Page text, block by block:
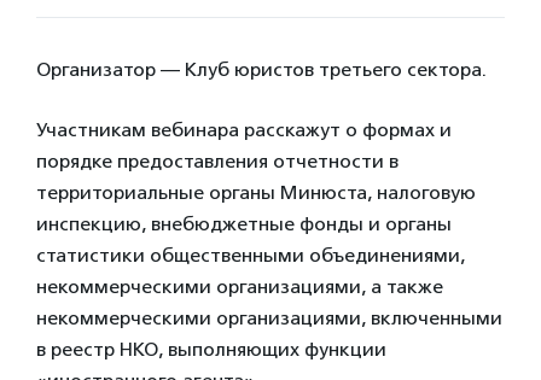
Организатор — Клуб юристов третьего сектора.
Участникам вебинара расскажут о формах и
порядке предоставления отчетности в
территориальные органы Минюста, налоговую
инспекцию, внебюджетные фонды и органы
статистики общественными объединениями,
некоммерческими организациями, а также
некоммерческими организациями, включенными
в реестр НКО, выполняющих функции